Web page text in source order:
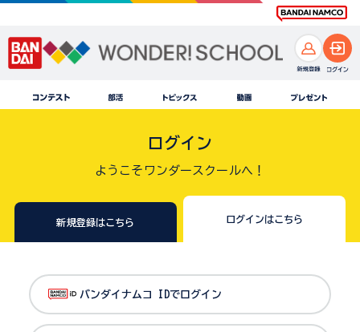
ログイン
ようこそワンダースクールへ！
新規登録はこちら ログインはこちら
バンダイナムコ IDでログイン